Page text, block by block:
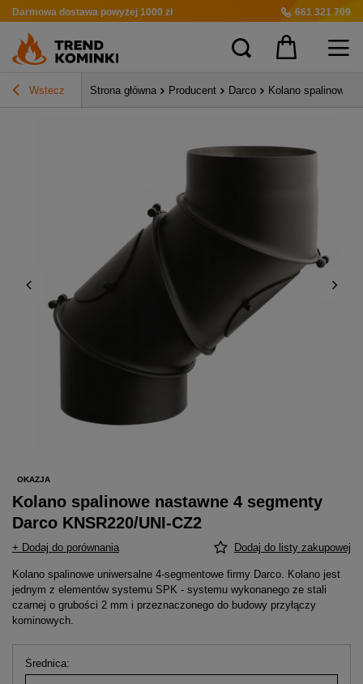
Darmowa dostawa powyżej 1000 zł 661 321 709
Wstecz Strona główna Producent Darco Kolano spalinowe
OKAZJA
Kolano spalinowe nastawne 4 segmenty
Darco KNSR220/UNI-CZ2
+ Dodaj do porównania Dodaj do listy zakupowej
Kolano spalinowe uniwersalne 4-segmentowe firmy Darco. Kolano jest
jednym z elementów systemu SPK - systemu wykonanego ze stali
czarnej o grubości 2 mm i przeznaczonego do budowy przyłączy
kominowych.
Średnica